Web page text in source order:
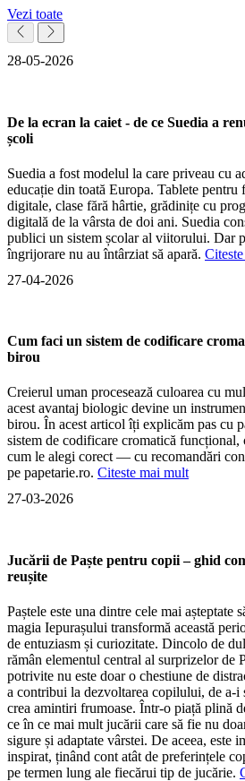
Vezi toate
28-05-2026
De la ecran la caiet - de ce Suedia a
școli
Suedia a fost modelul la care priveau cu
educație din toată Europa. Tablete pentru
digitale, clase fără hârtie, grădinițe cu
digitală de la vârsta de doi ani. Suedia
publici un sistem școlar al viitorului. Dar
îngrijorare nu au întârziat să apară.
27-04-2026
Cum faci un sistem de codificare
birou
Creierul uman procesează culoarea cu
acest avantaj biologic devine un
birou. În acest articol îți explicăm pas cu
sistem de codificare cromatică funcțional,
cum le alegi corect — cu recomandări
pe papetarie.ro. Citeste mai mult
27-03-2026
Jucării de Paște pentru copii – ghid
reușite
Paștele este una dintre cele mai așteptate
magia Iepurașului transformă această
de entuziasm și curiozitate. Dincolo de
rămân elementul central al surprizelor de
potrivite nu este doar o chestiune de
a contribui la dezvoltarea copilului, de a-i
crea amintiri frumoase. Într-o piață plină
ce în ce mai mult jucării care să fie nu
sigure și adaptate vârstei. De aceea, este
inspirat, ținând cont atât de preferințele
pe termen lung ale fiecărui tip de jucărie.